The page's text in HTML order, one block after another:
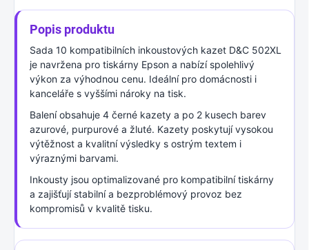
Popis produktu
Sada 10 kompatibilních inkoustových kazet D&C 502XL
je navržena pro tiskárny Epson a nabízí spolehlivý
výkon za výhodnou cenu. Ideální pro domácnosti i
kanceláře s vyššími nároky na tisk.
Balení obsahuje 4 černé kazety a po 2 kusech barev
azurové, purpurové a žluté. Kazety poskytují vysokou
výtěžnost a kvalitní výsledky s ostrým textem i
výraznými barvami.
Inkousty jsou optimalizované pro kompatibilní tiskárny
a zajišťují stabilní a bezproblémový provoz bez
kompromisů v kvalitě tisku.